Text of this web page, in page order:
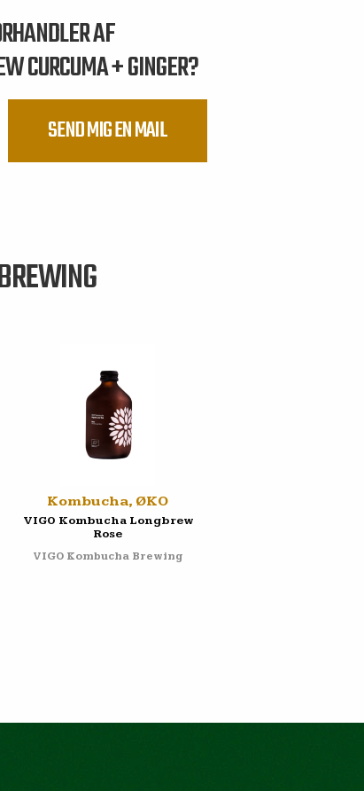
AF
CURCUMA + GINGER?
SEND MIG EN MAIL
Kombucha, ØKO
VIGO Kombucha Longbrew
Rose
VIGO Kombucha Brewing